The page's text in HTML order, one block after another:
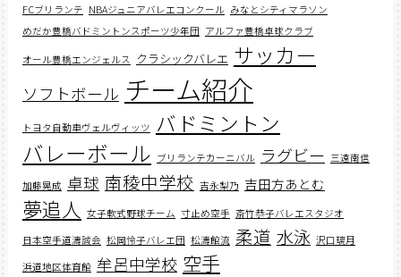
FCブリランテ NBAジュニアバレエコンクール みなとシティマラソン
めだか豊橋バドミントンスポーツ少年団 アルファ豊橋卓球クラブ
オール豊橋エンジェルス クラシックバレエ サッカー
ソフトボール チーム紹介
トヨタ自動車ヴェルヴィッツ バドミントン
バレーボール ブリランテカーニバル ラグビー 三遠南信
加藤晃成 卓球 南稜中学校 吉永梨乃 吉田方あとむ
夢追人 女子軟式野球チーム 寸止め空手 斎竹恭子バレエスタジオ
日本空手道濤誠会 松岡怜子バレエ団 松濤館流 柔道 水泳 沢口璃月
浜道地区体育館 牟呂中学校 空手